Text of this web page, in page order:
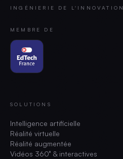
INGÉNIERIE DE L'INNOVATION
MEMBRE DE
SOLUTIONS
Intelligence artificielle
Réalité virtuelle
Réalité augmentée
Vidéos 360° & interactives